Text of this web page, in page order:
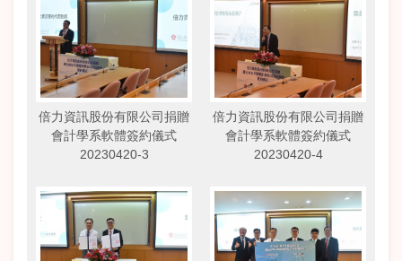
倍力資訊股份有限公司捐贈
會計學系軟體簽約儀式
20230420-3
倍力資訊股份有限公司捐贈
會計學系軟體簽約儀式
20230420-4